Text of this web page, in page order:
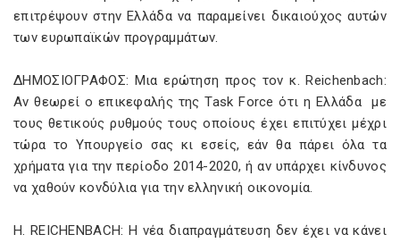
επιτρέψουν στην Ελλάδα να παραμείνει δικαιούχος αυτών
των ευρωπαϊκών προγραμμάτων.
ΔΗΜΟΣΙΟΓΡΑΦΟΣ: Μια ερώτηση προς τον κ. Reichenbach:
Αν θεωρεί ο επικεφαλής της Task Force ότι η Ελλάδα με
τους θετικούς ρυθμούς τους οποίους έχει επιτύχει μέχρι
τώρα το Υπουργείο σας κι εσείς, εάν θα πάρει όλα τα
χρήματα για την περίοδο 2014-2020, ή αν υπάρχει κίνδυνος
να χαθούν κονδύλια για την ελληνική οικονομία.
H. REICHENBACH: Η νέα διαπραγμάτευση δεν έχει να κάνει